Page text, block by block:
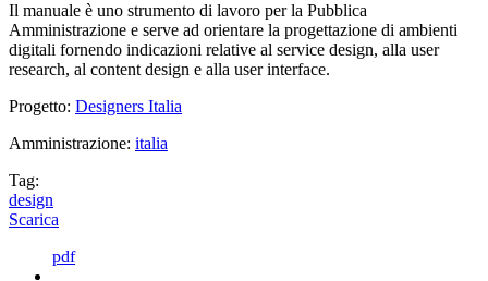
Il manuale è uno strumento di lavoro per la Pubblica
Amministrazione e serve ad orientare la progettazione di ambienti
digitali fornendo indicazioni relative al service design, alla user
research, al content design e alla user interface.
Progetto: Designers Italia
Amministrazione: italia
Tag:
design
Scarica
pdf